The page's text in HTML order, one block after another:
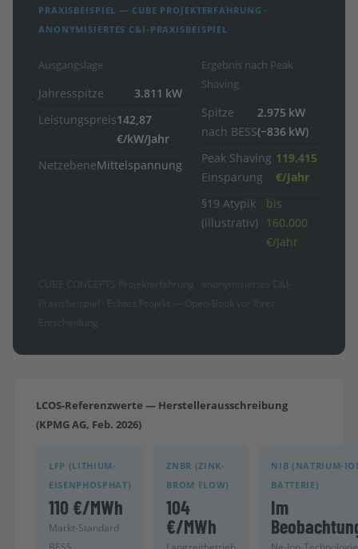
PRAXISBEISPIEL — CUBE PROJEKTERFAHRUNG ·
ANONYMISIERTES C&I-PRAXISBEISPIEL
Ausgangslage
Jahresspitze
3.811 kW
Leistungspreis142,87
€/kW/Jahr
NetzebeneMittelspannung
Ergebnis nach Peak
Shaving
Spitze
nach BESS
2.975 kW
(−836 kW)
Peak Shaving
Einsparung
119.415
€/Jahr
§19 Atypik
(illustrativ)
bis
160.000
€/Jahr
LCOS-Referenzwerte — Herstellerausschreibung
(KPMG AG, Feb. 2026)
LFP (LITHIUM-
EISENPHOSPHAT)
110 €/MWh
Markt-Standard
ZNBR (ZINK-
BROM FLOW)
104
€/MWh
NIB (NATRIUM-
BATTERIE)
Im